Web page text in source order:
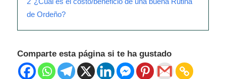
de Ordeño?
Comparte esta página si te ha gustado